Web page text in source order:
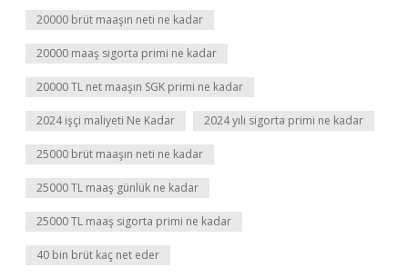
20000 brüt maaşın neti ne kadar
20000 maaş sigorta primi ne kadar
20000 TL net maaşın SGK primi ne kadar
2024 işçi maliyeti Ne Kadar 2024 yılı sigorta primi ne kadar
25000 brüt maaşın neti ne kadar
25000 TL maaş günlük ne kadar
25000 TL maaş sigorta primi ne kadar
40 bin brüt kaç net eder